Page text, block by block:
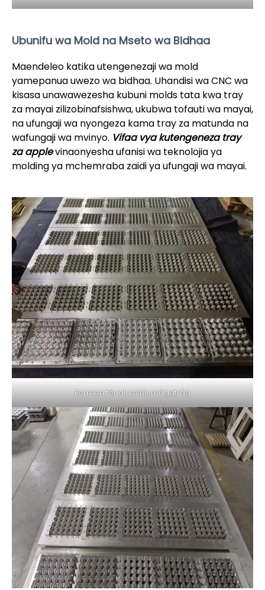
Ubunifu wa Mold na Mseto wa Bidhaa
Maendeleo katika utengenezaji wa mold
yamepanua uwezo wa bidhaa. Uhandisi wa CNC wa
kisasa unawawezesha kubuni molds tata kwa tray
za mayai zilizobinafsishwa, ukubwa tofauti wa mayai,
na ufungaji wa nyongeza kama tray za matunda na
wafungaji wa mvinyo. Vifaa vya kutengeneza tray
za applevinaonyesha ufanisi wa teknolojia ya
molding ya mchemraba zaidi ya ufungaji wa mayai.
Formen för aluminiumäggtråg